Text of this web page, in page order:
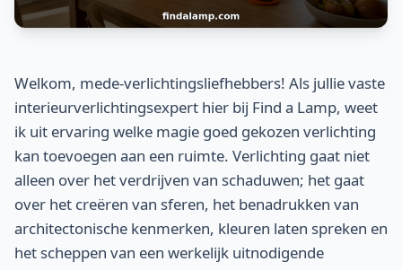
Welkom, mede-verlichtingsliefhebbers! Als jullie vaste
interieurverlichtingsexpert hier bij Find a Lamp, weet
ik uit ervaring welke magie goed gekozen verlichting
kan toevoegen aan een ruimte. Verlichting gaat niet
alleen over het verdrijven van schaduwen; het gaat
over het creëren van sferen, het benadrukken van
architectonische kenmerken, kleuren laten spreken en
het scheppen van een werkelijk uitnodigende